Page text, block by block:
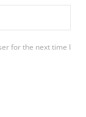
for the next time I